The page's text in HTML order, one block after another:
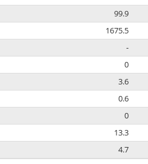
99.9
1675.5
-
0
3.6
0.6
0
13.3
4.7